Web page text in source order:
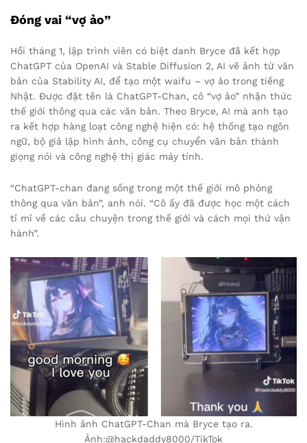
Đóng vai “vợ ảo”
Hồi tháng 1, lập trình viên có biệt danh Bryce đã kết hợp
ChatGPT của OpenAI và Stable Diffusion 2, AI vẽ ảnh từ văn
bản của Stability AI, để tạo một waifu – vợ ảo trong tiếng
Nhật. Được đặt tên là ChatGPT-Chan, cô “vợ ảo” nhận thức
thế giới thông qua các văn bản. Theo Bryce, AI mà anh tạo
ra kết hợp hàng loạt công nghệ hiện có: hệ thống tạo ngôn
ngữ, bộ giả lập hình ảnh, công cụ chuyển văn bản thành
giọng nói và công nghệ thị giác máy tính.
“ChatGPT-chan đang sống trong một thế giới mô phỏng
thông qua văn bản”, anh nói. “Cô ấy đã được học một cách
tỉ mỉ về các câu chuyện trong thế giới và cách mọi thứ vận
hành”.
Hình ảnh ChatGPT-Chan mà Bryce tạo ra.
Ảnh:@hackdaddy8000/TikTok